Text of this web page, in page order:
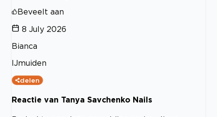
Beveelt aan
8 July 2026
Bianca
IJmuiden
delen
Reactie van Tanya Savchenko Nails